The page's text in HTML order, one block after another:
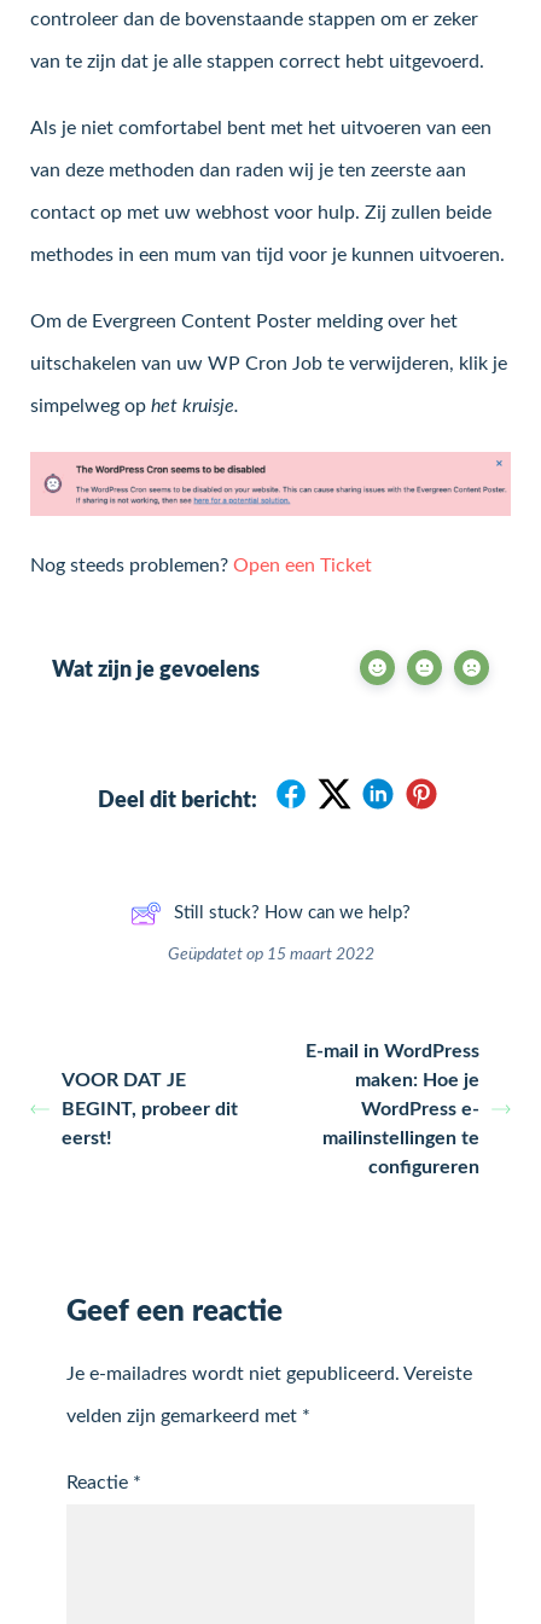
controleer dan de bovenstaande stappen om er zeker
van te zijn dat je alle stappen correct hebt uitgevoerd.
Als je niet comfortabel bent met het uitvoeren van een
van deze methoden dan raden wij je ten zeerste aan
contact op met uw webhost voor hulp. Zij zullen beide
methodes in een mum van tijd voor je kunnen uitvoeren.
Om de Evergreen Content Poster melding over het
uitschakelen van uw WP Cron Job te verwijderen, klik je
simpelweg op het kruisje.
Nog steeds problemen? Open een Ticket
Wat zijn je gevoelens
Deel dit bericht:
Still stuck? How can we help?
Geüpdatet op 15 maart 2022
VOOR DAT JE
BEGINT, probeer dit
eerst!
E-mail in WordPress
maken: Hoe je
WordPress e-
mailinstellingen te
configureren
Geef een reactie
Je e-mailadres wordt niet gepubliceerd. Vereiste
velden zijn gemarkeerd met *
Reactie *